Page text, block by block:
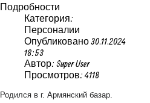
Подробности
Категория:
Персоналии
Опубликовано 30.11.2024
18:53
Автор: Super User
Просмотров: 4118
Родился в г. Армянский базар.